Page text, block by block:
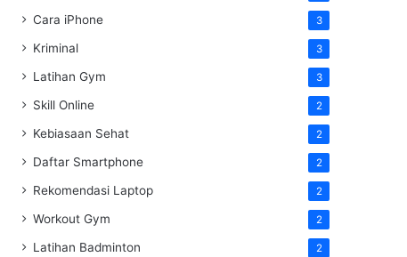
Cara iPhone 3
Kriminal 3
Latihan Gym 3
Skill Online 2
Kebiasaan Sehat 2
Daftar Smartphone 2
Rekomendasi Laptop 2
Workout Gym 2
Latihan Badminton 2